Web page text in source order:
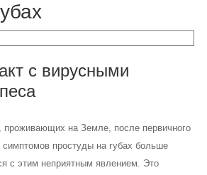
с вирусными
проживающих на Земле, после первичного
простуды на губах больше
с этим неприятным явлением. Это